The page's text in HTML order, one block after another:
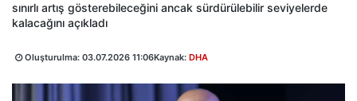
sınırlı artış gösterebileceğini ancak sürdürülebilir seviyelerde
kalacağını açıkladı
Oluşturulma: 03.07.2026 11:06Kaynak: DHA